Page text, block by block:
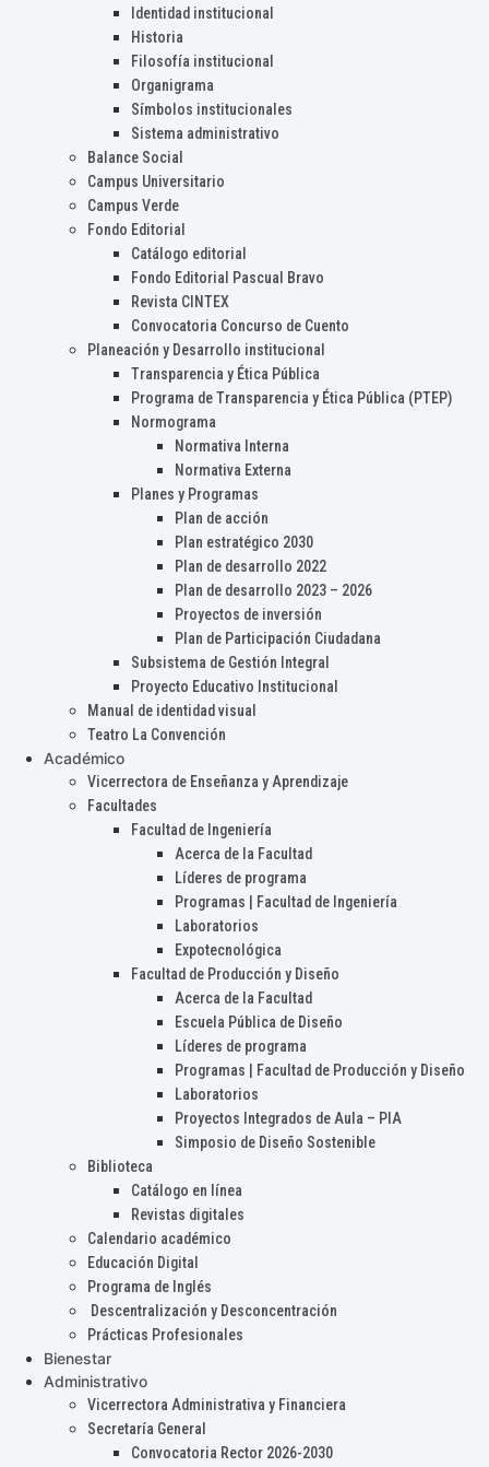
Identidad institucional
Historia
Filosofía institucional
Organigrama
Símbolos institucionales
Sistema administrativo
Balance Social
Campus Universitario
Campus Verde
Fondo Editorial
Catálogo editorial
Fondo Editorial Pascual Bravo
Revista CINTEX
Convocatoria Concurso de Cuento
Planeación y Desarrollo institucional
Transparencia y Ética Pública
Programa de Transparencia y Ética Pública (PTEP)
Normograma
Normativa Interna
Normativa Externa
Planes y Programas
Plan de acción
Plan estratégico 2030
Plan de desarrollo 2022
Plan de desarrollo 2023 – 2026
Proyectos de inversión
Plan de Participación Ciudadana
Subsistema de Gestión Integral
Proyecto Educativo Institucional
Manual de identidad visual
Teatro La Convención
Académico
Vicerrectora de Enseñanza y Aprendizaje
Facultades
Facultad de Ingeniería
Acerca de la Facultad
Líderes de programa
Programas | Facultad de Ingeniería
Laboratorios
Expotecnológica
Facultad de Producción y Diseño
Acerca de la Facultad
Escuela Pública de Diseño
Líderes de programa
Programas | Facultad de Producción y Diseño
Laboratorios
Proyectos Integrados de Aula – PIA
Simposio de Diseño Sostenible
Biblioteca
Catálogo en línea
Revistas digitales
Calendario académico
Educación Digital
Programa de Inglés
Descentralización y Desconcentración
Prácticas Profesionales
Bienestar
Administrativo
Vicerrectora Administrativa y Financiera
Secretaría General
Convocatoria Rector 2026-2030